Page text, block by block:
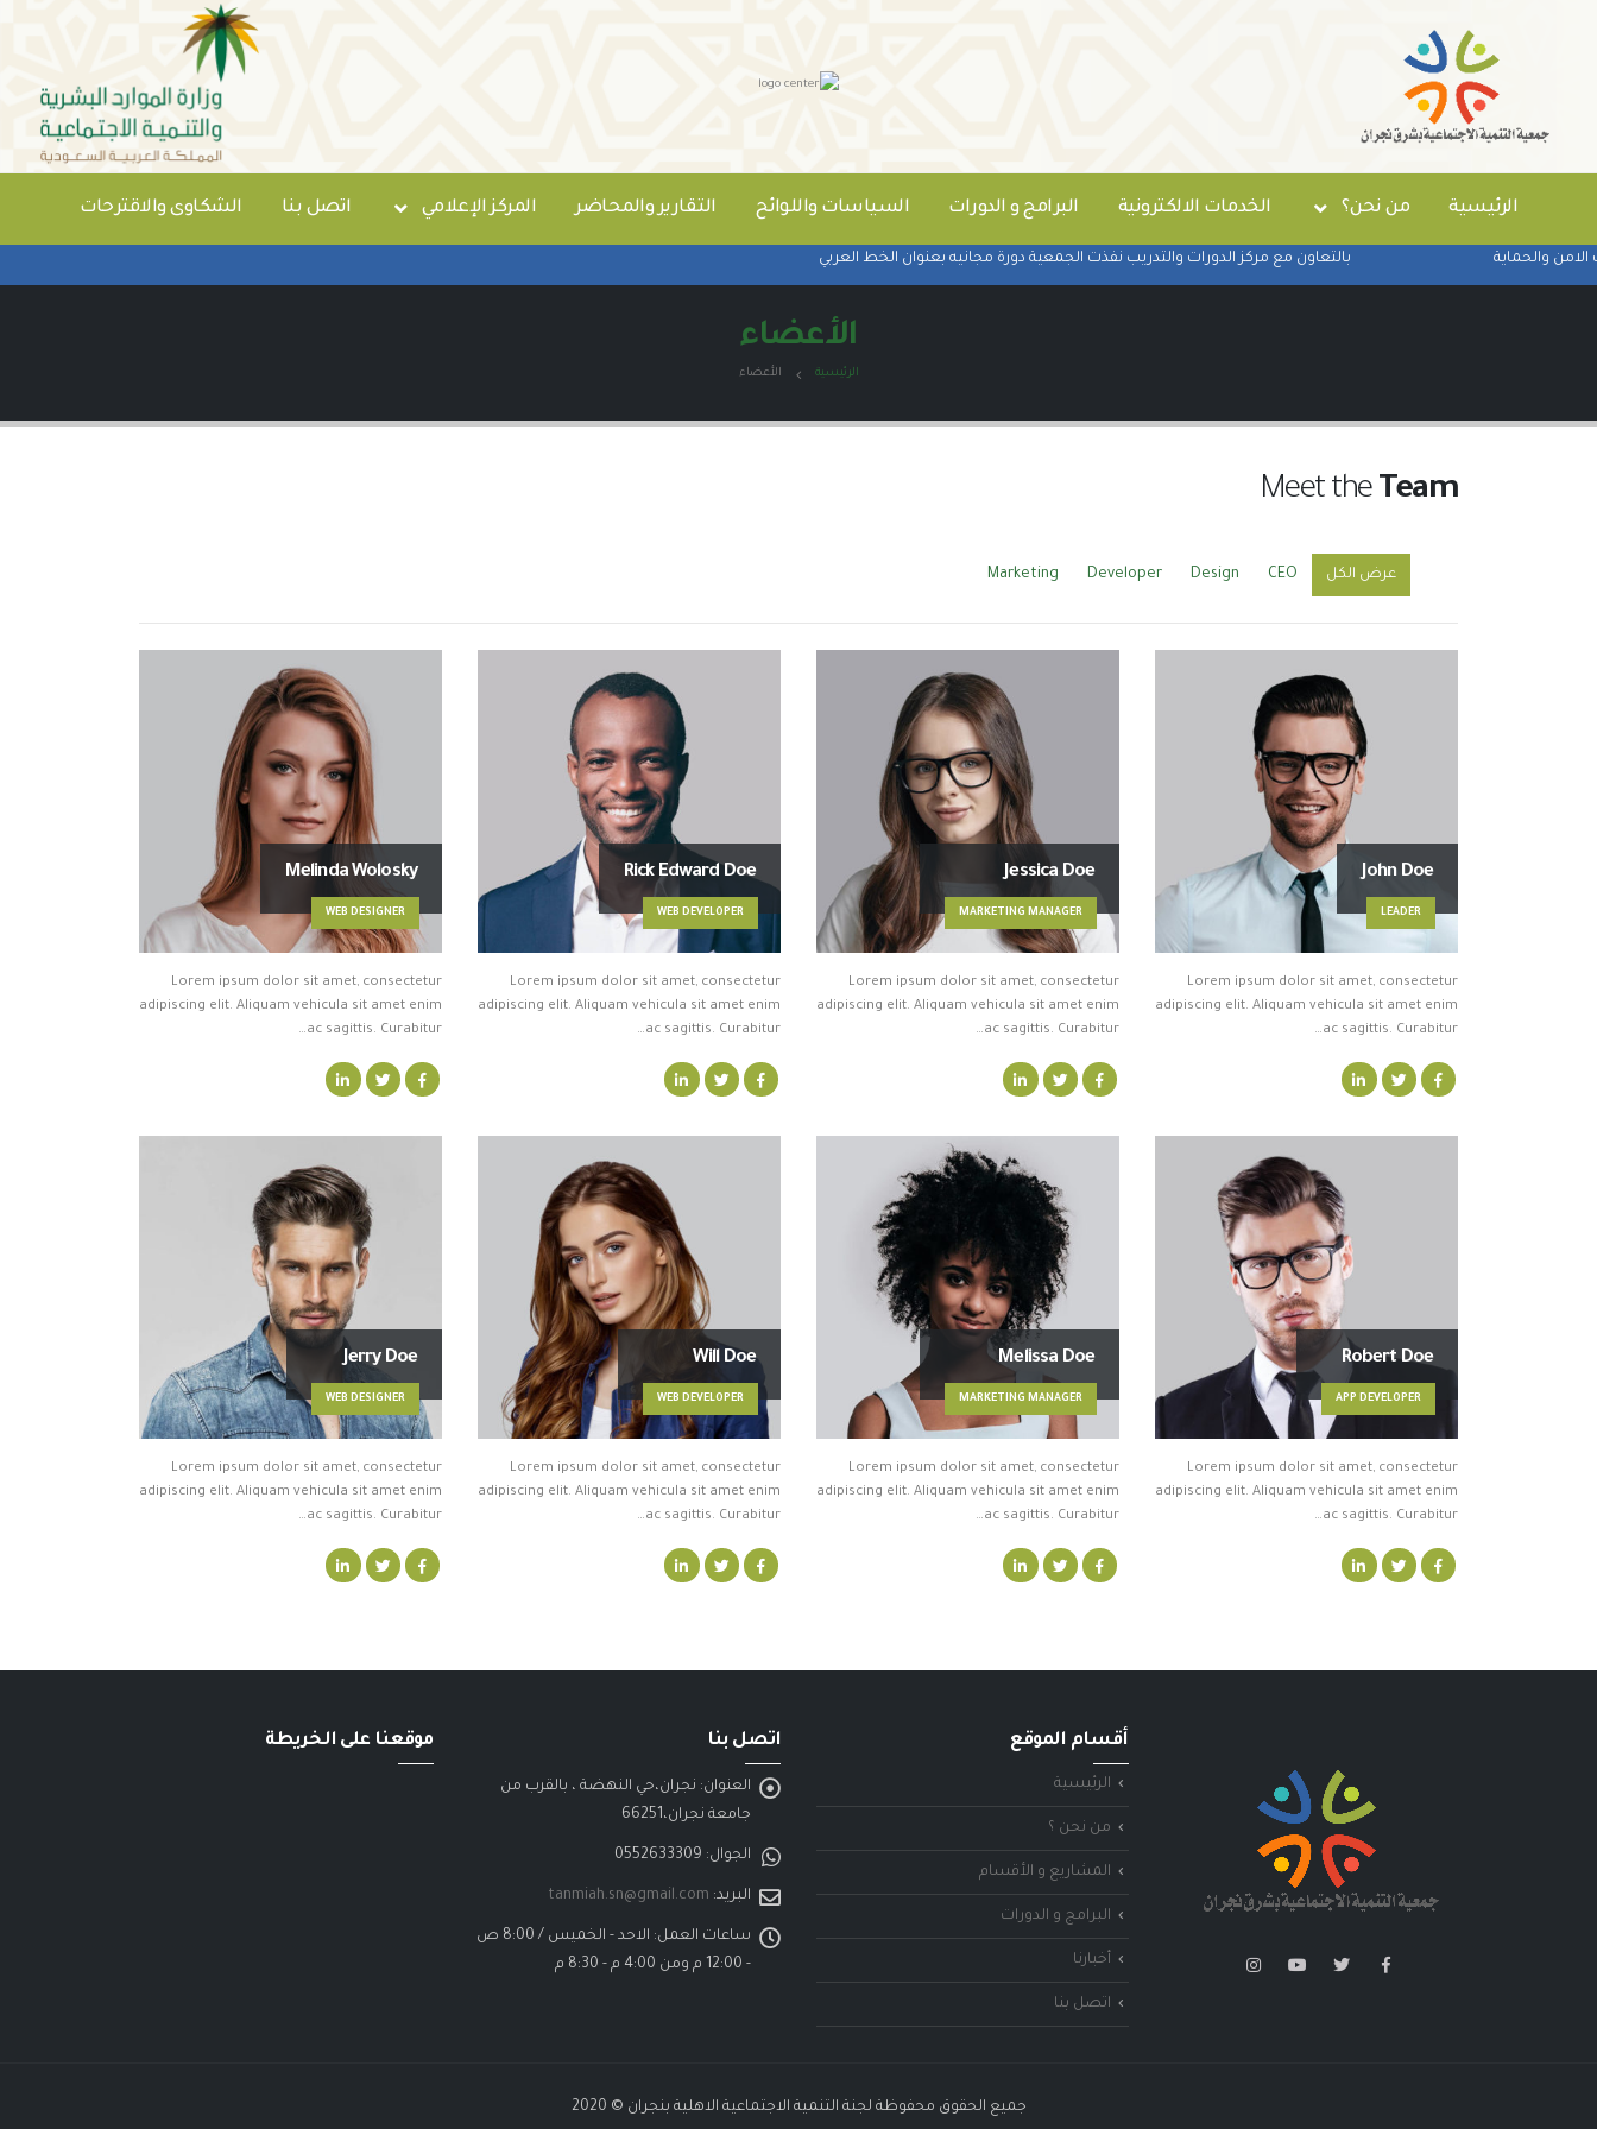
الرئيسية من نحن؟ الخدمات الالكترونية البرامج و الدورات السياسات واللوائح التقارير والمحاضر المركز الإعلامي اتصل بنا الشكاوى والاقترحات
والحماية بالتعاون مع مركز الدورات والتدريب نفذت الجمعية دورة مجانيه بعنوان الخط العربي
الأعضاء
الرئيسية الأعضاء
Meet the Team
عرض الكل CEO
Design
Developer
Marketing
John Doe
LEADER
Lorem ipsum dolor sit amet, consectetur
adipiscing elit. Aliquam vehicula sit amet enim
ac sagittis. Curabitur…
Jessica Doe
MARKETING MANAGER
Lorem ipsum dolor sit amet, consectetur
adipiscing elit. Aliquam vehicula sit amet enim
ac sagittis. Curabitur…
Rick Edward Doe
WEB DEVELOPER
Lorem ipsum dolor sit amet, consectetur
adipiscing elit. Aliquam vehicula sit amet enim
ac sagittis. Curabitur…
Melinda Wolosky
WEB DESIGNER
Lorem ipsum dolor sit amet, consectetur
adipiscing elit. Aliquam vehicula sit amet enim
ac sagittis. Curabitur…
Robert Doe
APP DEVELOPER
Lorem ipsum dolor sit amet, consectetur
adipiscing elit. Aliquam vehicula sit amet enim
ac sagittis. Curabitur…
Melissa Doe
MARKETING MANAGER
Lorem ipsum dolor sit amet, consectetur
adipiscing elit. Aliquam vehicula sit amet enim
ac sagittis. Curabitur…
Will Doe
WEB DEVELOPER
Lorem ipsum dolor sit amet, consectetur
adipiscing elit. Aliquam vehicula sit amet enim
ac sagittis. Curabitur…
Jerry Doe
WEB DESIGNER
Lorem ipsum dolor sit amet, consectetur
adipiscing elit. Aliquam vehicula sit amet enim
ac sagittis. Curabitur…
أقسام الموقع
الرئيسية
من نحن ؟
المشاريع و الأقسام
البرامج و الدورات
أخبارنا
اتصل بنا
اتصل بنا
العنوان: نجران،حي النهضة ، بالقرب من
جامعة نجران،66251
الجوال: 0552633309
البريد: tanmiah.sn@gmail.com
ساعات العمل:
الاحد - الخميس / 8:00 ص
- 12:00 م ومن 4:00 م - 8:30 م
موقعنا على الخريطة
جميع الحقوق محفوظة لجنة التنمية الاجتماعية الاهلية بنجران © 2020